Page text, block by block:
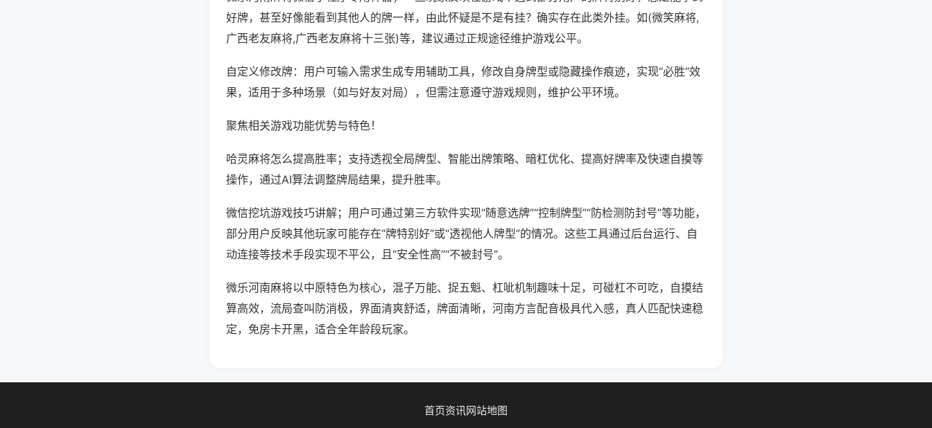
好牌，甚至好像能看到其他人的牌一样，由此怀疑是不是有挂？确实存在此类外挂。如(微笑麻将,
广西老友麻将,广西老友麻将十三张)等，建议通过正规途径维护游戏公平。
自定义修改牌：用户可输入需求生成专用辅助工具，修改自身牌型或隐藏操作痕迹，实现“必胜”效
果，适用于多种场景（如与好友对局），但需注意遵守游戏规则，维护公平环境。
聚焦相关游戏功能优势与特色！
哈灵麻将怎么提高胜率；支持透视全局牌型、智能出牌策略、暗杠优化、提高好牌率及快速自摸等
操作，通过AI算法调整牌局结果，提升胜率。
微信挖坑游戏技巧讲解；用户可通过第三方软件实现“随意选牌”“控制牌型”“防检测防封号”等功能，
部分用户反映其他玩家可能存在“牌特别好”或“透视他人牌型”的情况。这些工具通过后台运行、自
动连接等技术手段实现不平公，且“安全性高”“不被封号”。
微乐河南麻将以中原特色为核心，混子万能、捉五魁、杠呲机制趣味十足，可碰杠不可吃，自摸结
算高效，流局查叫防消极，界面清爽舒适，牌面清晰，河南方言配音极具代入感，真人匹配快速稳
定，免房卡开黑，适合全年龄段玩家。
首页资讯网站地图